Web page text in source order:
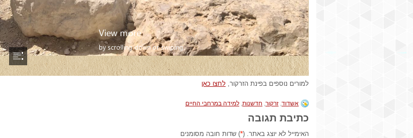
למורים נוספים בפינת הזרקור, לחצו כאן
אשדוד זרקור חדשנות למידה במרחבי החיים
כתיבת תגובה
האימייל לא יוצג באתר. (*) שדות חובה מסומנים